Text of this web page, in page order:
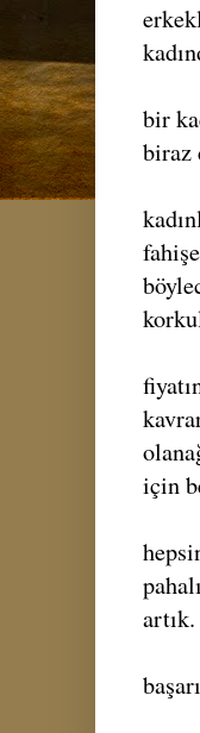
bir
biraz
için
artık.